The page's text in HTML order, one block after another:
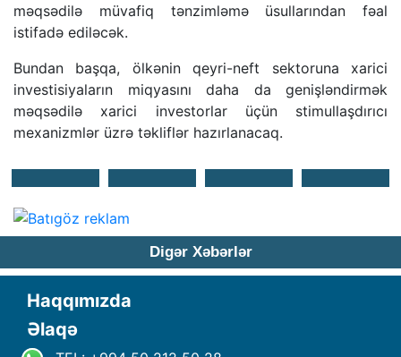
məqsədilə müvafiq tənzimləmə üsullarından fəal
istifadə ediləcək.
Bundan başqa, ölkənin qeyri-neft sektoruna xarici
investisiyaların miqyasını daha da genişləndirmək
məqsədilə xarici investorlar üçün stimullaşdırıcı
mexanizmlər üzrə təkliflər hazırlanacaq.
Digər Xəbərlər
Haqqımızda
Əlaqə